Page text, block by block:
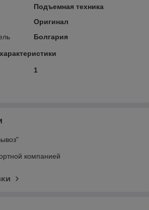
Подъемная техника
Оригинал
Болгария
1
компанией